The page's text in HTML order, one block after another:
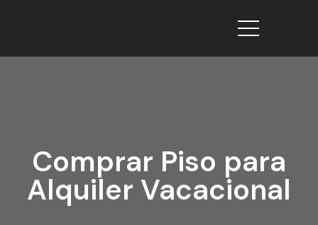
Comprar Piso para
Alquiler Vacacional